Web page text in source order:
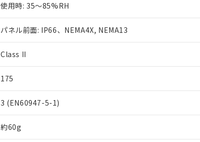
使用時: 35～85%RH
パネル前面: IP66、NEMA4X, NEMA13
Class II
175
3 (EN60947-5-1)
約60g